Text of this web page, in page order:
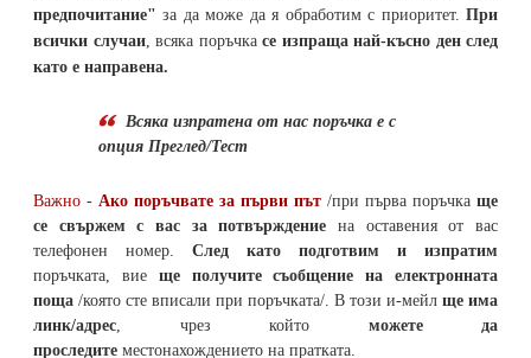
предпочитание" за да може да я обработим с приоритет. При
всички случаи, всяка поръчка се изпраща най-късно ден след
като е направена.
Всяка изпратена от нас поръчка е с
опция Преглед/Тест
Важно - Ако поръчвате за първи път /при първа поръчка ще
се свържем с вас за потвърждение на оставения от вас
телефонен номер. След като подготвим и изпратим
поръчката, вие ще получите съобщение на електронната
поща /която сте вписали при поръчката/. В този и-мейл ще има
линк/адрес, чрез който можете да
проследите местонахождението на пратката.